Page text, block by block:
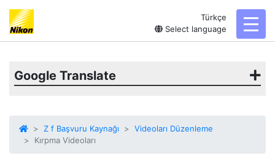
Türkçe
Select language
Google Translate
Z f Başvuru Kaynağı
Videoları Düzenleme
Kırpma Videoları